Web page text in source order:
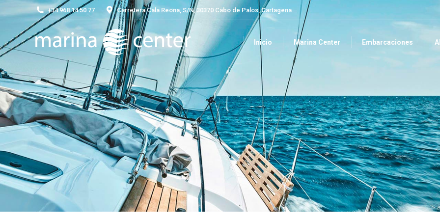
+34 968 14 50 77 Carretera Cala Reona, S/N, 30370 Cabo de Palos, Cartagena
Inicio Marina Center Embarcaciones
Inicio Marina Center